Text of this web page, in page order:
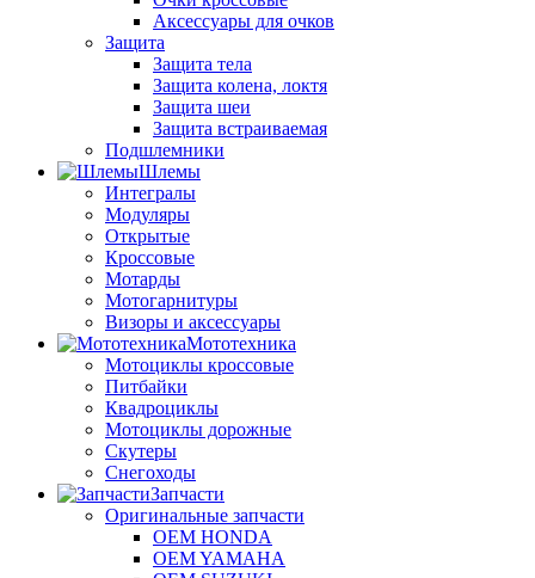
Аксессуары для очков
Защита
Защита тела
Защита колена, локтя
Защита шеи
Защита встраиваемая
Подшлемники
Шлемы
Интегралы
Модуляры
Открытые
Кроссовые
Мотарды
Мотогарнитуры
Визоры и аксессуары
Мототехника
Мотоциклы кроссовые
Питбайки
Квадроциклы
Мотоциклы дорожные
Скутеры
Снегоходы
Запчасти
Оригинальные запчасти
OEM HONDA
OEM YAMAHA